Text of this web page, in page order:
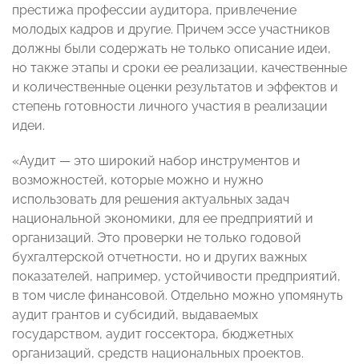
престижа профессии аудитора, привлечение
молодых кадров и другие. Причем эссе участников
должны были содержать не только описание идеи,
но также этапы и сроки ее реализации, качественные
и количественные оценки результатов и эффектов и
степень готовности личного участия в реализации
идеи.
«Аудит — это широкий набор инструментов и
возможностей, которые можно и нужно
использовать для решения актуальных задач
национальной экономики, для ее предприятий и
организаций. Это проверки не только годовой
бухгалтерской отчетности, но и других важных
показателей, например, устойчивости предприятий,
в том числе финансовой. Отдельно можно упомянуть
аудит грантов и субсидий, выдаваемых
государством, аудит госсектора, бюджетных
организаций, средств национальных проектов.